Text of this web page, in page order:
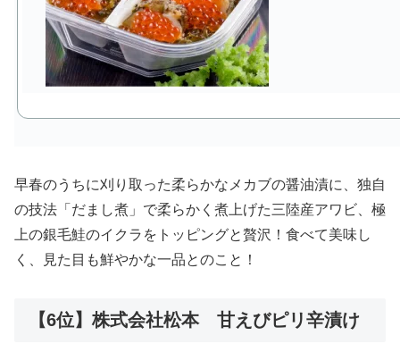
早春のうちに刈り取った柔らかなメカブの醤油漬に、独自
の技法「だまし煮」で柔らかく煮上げた三陸産アワビ、極
上の銀毛鮭のイクラをトッピングと贅沢！食べて美味し
く、見た目も鮮やかな一品とのこと！
【6位】株式会社松本 甘えびピリ辛漬け